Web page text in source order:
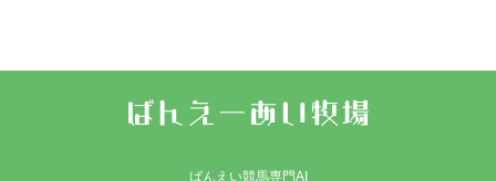
ばんえい競馬専門AI